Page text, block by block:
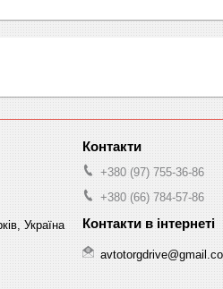
Україна
+380 (97) 755-36-86
+380 (66) 784-57-86